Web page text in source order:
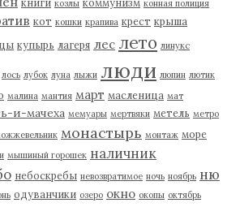
козлы конная полиция
кот кошки крапива крест крыша
купырь лагеря лес лето линукс
лось лубок луна лыжи люди люпин лютик
малина мантия март масленица мат
и-мачеха мемуары мертвяки метель метро
монастырь монтаж море
мышиный горошек наличник
небоскребы невозвратимое ночь ноябрь ню
одуванчики озеро окно окопы октябрь